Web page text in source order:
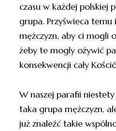
czasu w każdej polskiej
grupa. Przyświeca
mężczyzn, aby ci mogli
żeby te mogły ożywić
konsekwencji cały
W naszej parafii niestety
taka grupa mężczyzn,
już znaleźć takie